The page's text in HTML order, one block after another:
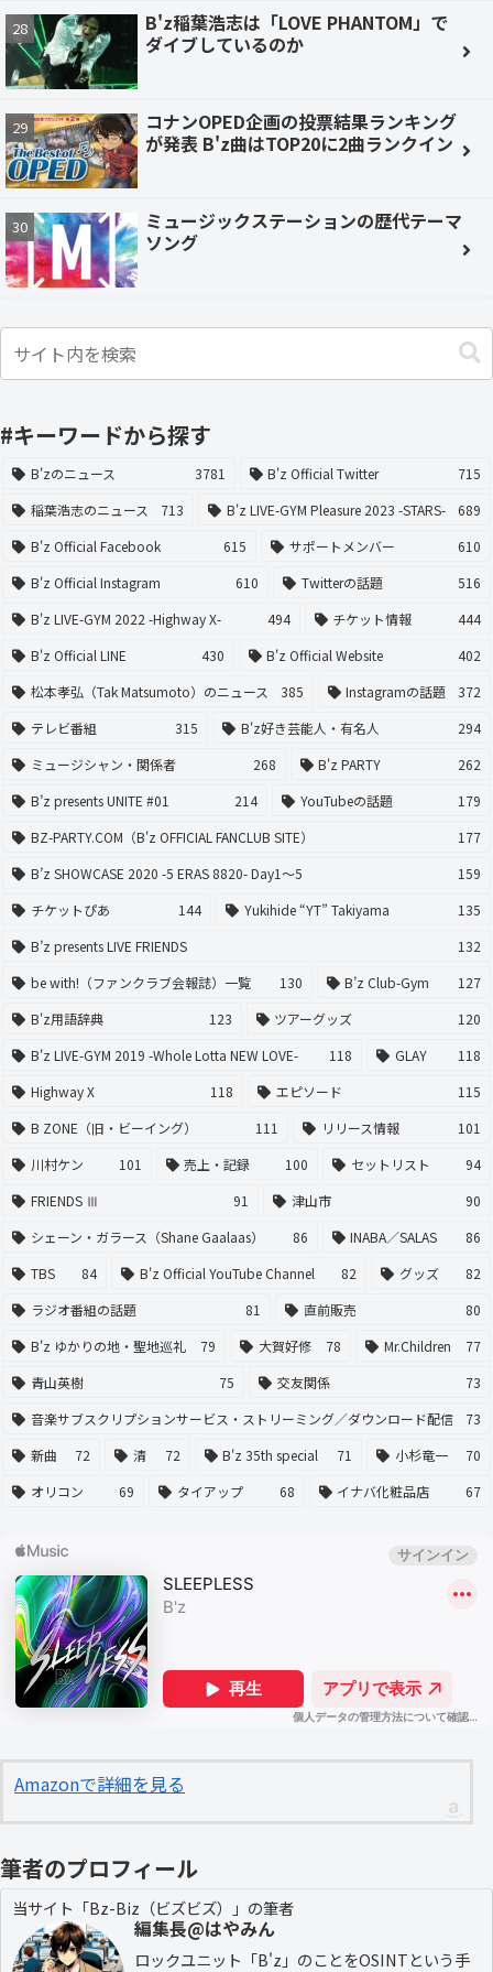
B'z稲葉浩志は「LOVE PHANTOM」で
ダイブしているのか
コナンOPED企画の投票結果ランキング
が発表 B'z曲はTOP20に2曲ランクイン
ミュージックステーションの歴代テーマ
ソング
#キーワードから探す
B'zのニュース 3781 B'z Official Twitter
715
稲葉浩志のニュース
713 B'z LIVE-GYM Pleasure 2023 -STARS-
689
B'z Official Facebook
615 サポートメンバー
610
B'z Official Instagram
610 Twitterの話題
516
B'z LIVE-GYM 2022 -Highway X-
494 チケット情報
444
B'z Official LINE
430 B'z Official Website
402
松本孝弘（Tak Matsumoto）のニュース
385 Instagramの話題
372
テレビ番組
315 B'z好き芸能人・有名人
294
ミュージシャン・関係者
268 B'z PARTY
262
B’z presents UNITE #01
214 YouTubeの話題
179
BZ-PARTY.COM（B'z OFFICIAL FANCLUB SITE）
177
B’z SHOWCASE 2020 -5 ERAS 8820- Day1〜5
159
チケットぴあ
144 Yukihide “YT” Takiyama
135
B’z presents LIVE FRIENDS
132
be with!（ファンクラブ会報誌）一覧
130 B’z Club-Gym
127
B'z用語辞典
123 ツアーグッズ
120
B'z LIVE-GYM 2019 -Whole Lotta NEW LOVE-
118 GLAY
118
Highway X
118 エピソード
115
B ZONE（旧・ビーイング）
111 リリース情報
101
川村ケン
101 売上・記録 100 セットリスト
94
FRIENDS Ⅲ
91 津山市
90
シェーン・ガラース（Shane Gaalaas）
86 INABA／SALAS
86
TBS
84 B'z Official YouTube Channel 82 グッズ
82
ラジオ番組の話題
81 直前販売
80
B'z ゆかりの地・聖地巡礼
79 大賀好修 78 Mr.Children
77
青山英樹
75 交友関係
73
音楽サブスクリプションサービス・ストリーミング／ダウンロード配信
73
新曲
72 清 72 B'z 35th special 71 小杉竜一
70
オリコン
69 タイアップ 68 イナバ化粧品店 67
Amazonで詳細を見る
筆者のプロフィール
当サイト「Bz-Biz（ビズビズ）」の筆者
編集長@はやみん
ロックユニット「B'z」のことをOSINTという手